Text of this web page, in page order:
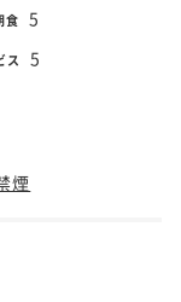
食 5
ス 5
煙